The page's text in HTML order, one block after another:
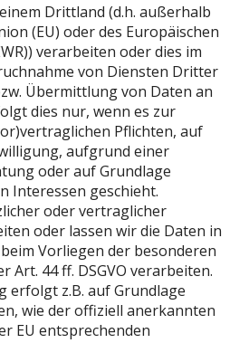
Drittland (d.h. außerhalb
(EU) oder des Europäischen
verarbeiten oder dies im
von Diensten Dritter
Übermittlung von Daten an
dies nur, wenn es zur
Pflichten, auf
aufgrund einer
oder auf Grundlage
Interessen geschieht.
oder vertraglicher
oder lassen wir die Daten in
Vorliegen der besonderen
Art. 44 ff. DSGVO verarbeiten.
erfolgt z.B. auf Grundlage
wie der offiziell anerkannten
EU entsprechenden